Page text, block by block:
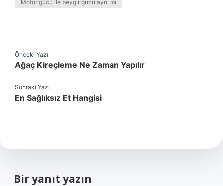
Motor gücü ile beygir gücü aynı mı
Önceki Yazı
Ağaç Kireçleme Ne Zaman Yapılır
Sonraki Yazı
En Sağlıksız Et Hangisi
Bir yanıt yazın